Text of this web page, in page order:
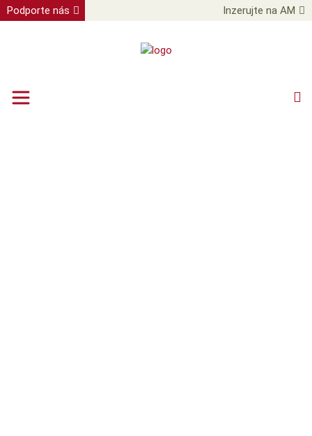
Podporte nás Inzerujte na AM